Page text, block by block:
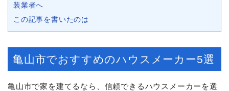
装業者へ
この記事を書いたのは
亀山市でおすすめのハウスメーカー5選
亀山市で家を建てるなら、信頼できるハウスメーカーを選